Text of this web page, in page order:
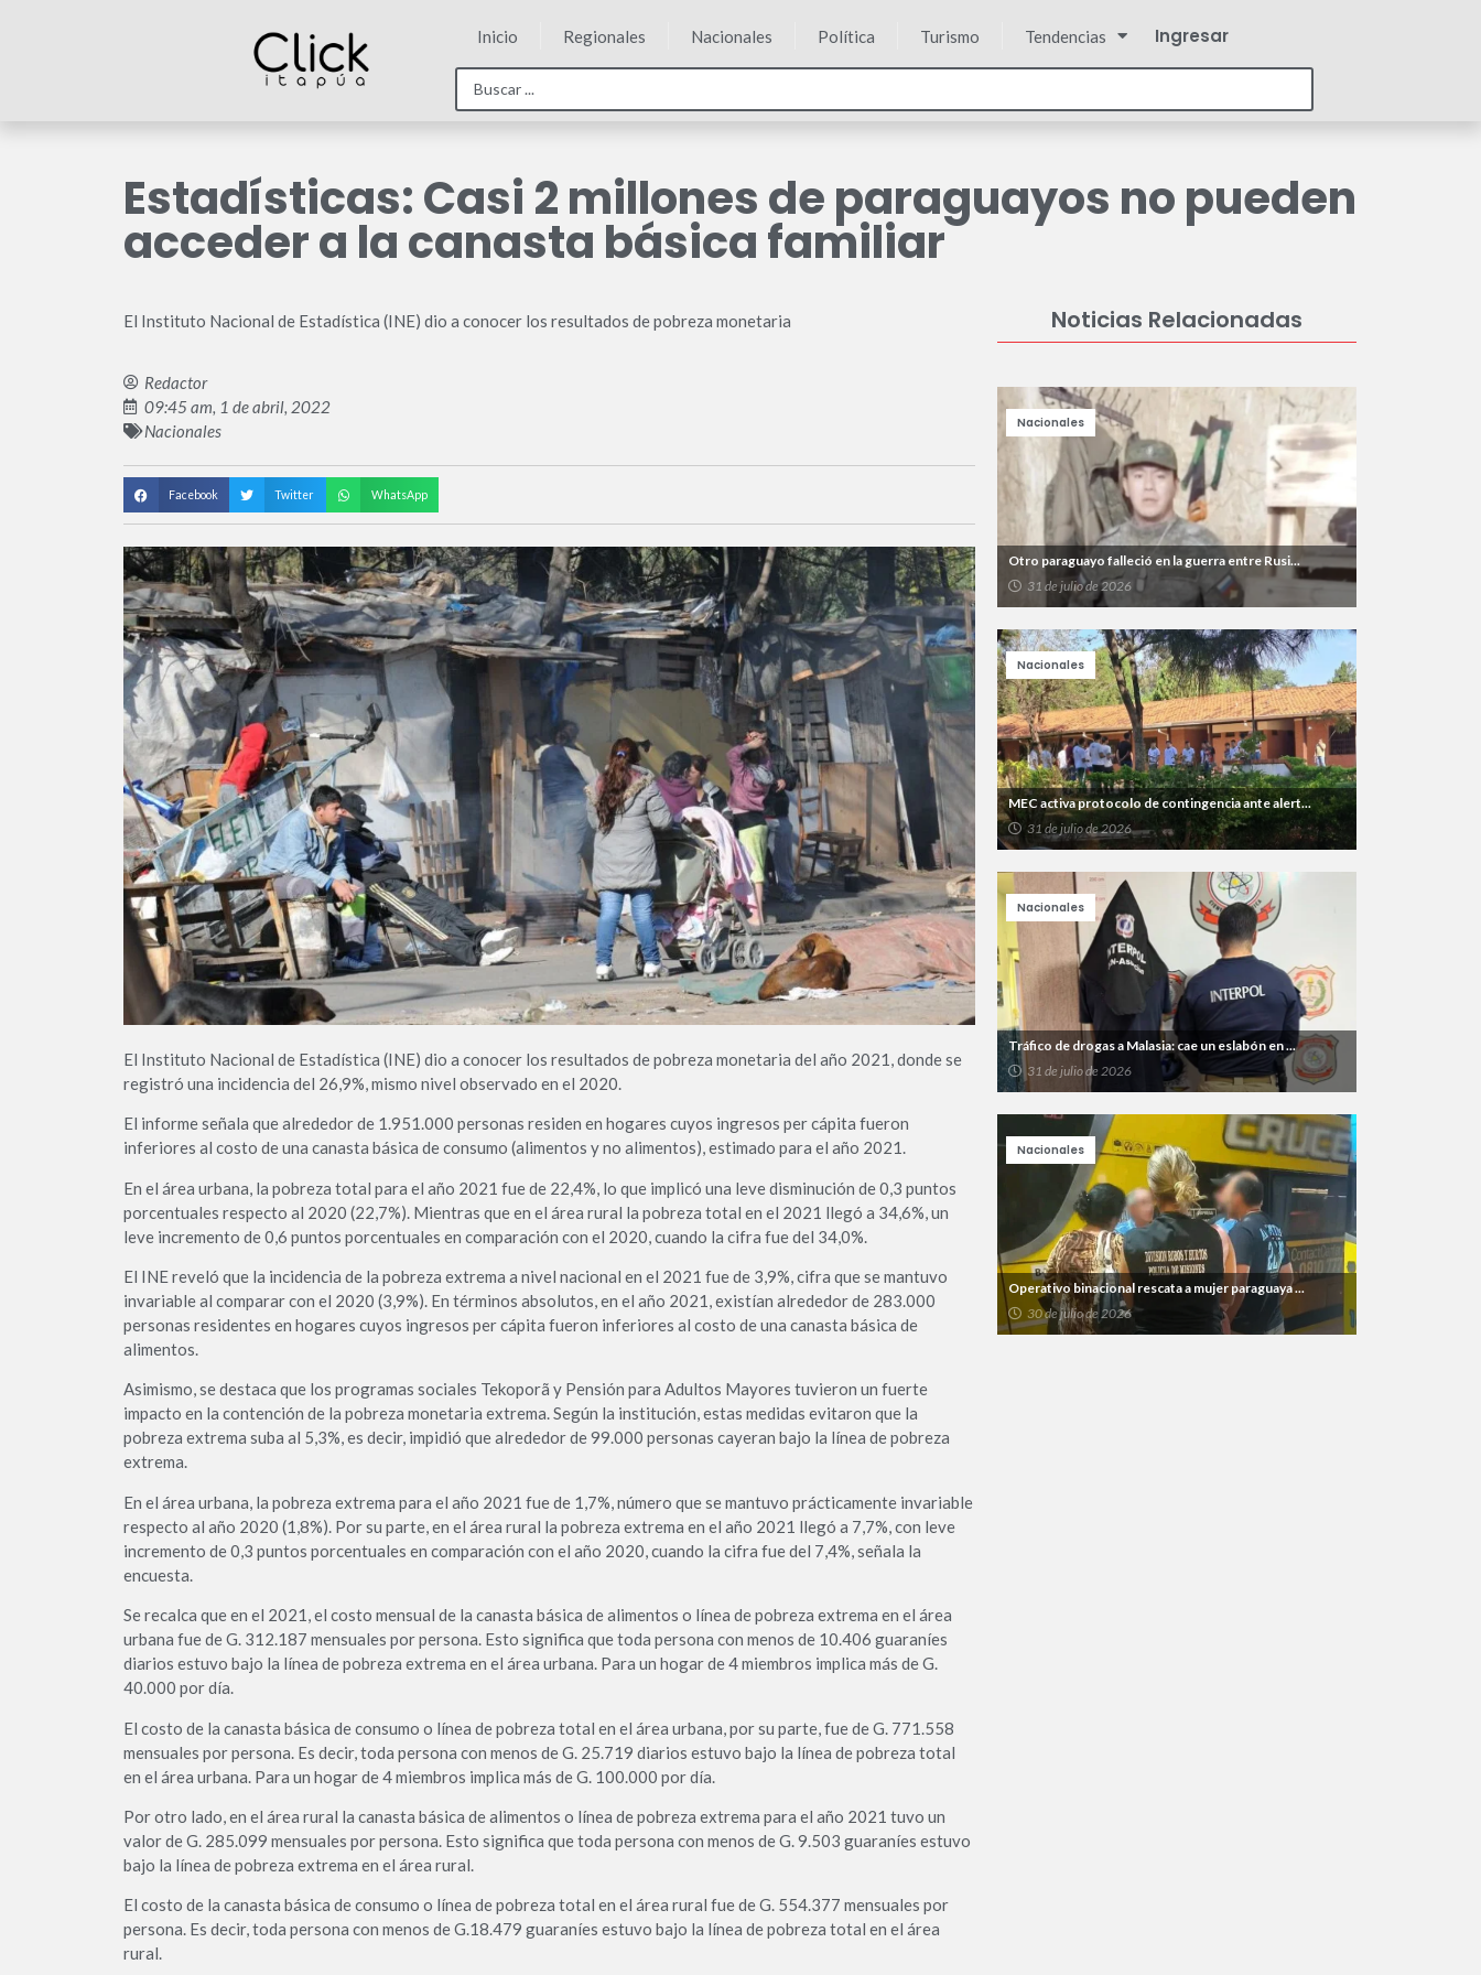
Inicio Regionales Nacionales Política Turismo Tendencias Ingresar
Estadísticas: Casi 2 millones de paraguayos no pueden
acceder a la canasta básica familiar
El Instituto Nacional de Estadística (INE) dio a conocer los resultados de pobreza monetaria
Redactor
09:45 am, 1 de abril, 2022
Nacionales
Facebook Twitter WhatsApp
El Instituto Nacional de Estadística (INE) dio a conocer los resultados de pobreza monetaria del año 2021, donde se
registró una incidencia del 26,9%, mismo nivel observado en el 2020.
El informe señala que alrededor de 1.951.000 personas residen en hogares cuyos ingresos per cápita fueron
inferiores al costo de una canasta básica de consumo (alimentos y no alimentos), estimado para el año 2021.
En el área urbana, la pobreza total para el año 2021 fue de 22,4%, lo que implicó una leve disminución de 0,3 puntos
porcentuales respecto al 2020 (22,7%). Mientras que en el área rural la pobreza total en el 2021 llegó a 34,6%, un
leve incremento de 0,6 puntos porcentuales en comparación con el 2020, cuando la cifra fue del 34,0%.
El INE reveló que la incidencia de la pobreza extrema a nivel nacional en el 2021 fue de 3,9%, cifra que se mantuvo
invariable al comparar con el 2020 (3,9%). En términos absolutos, en el año 2021, existían alrededor de 283.000
personas residentes en hogares cuyos ingresos per cápita fueron inferiores al costo de una canasta básica de
alimentos.
Asimismo, se destaca que los programas sociales Tekoporã y Pensión para Adultos Mayores tuvieron un fuerte
impacto en la contención de la pobreza monetaria extrema. Según la institución, estas medidas evitaron que la
pobreza extrema suba al 5,3%, es decir, impidió que alrededor de 99.000 personas cayeran bajo la línea de pobreza
extrema.
En el área urbana, la pobreza extrema para el año 2021 fue de 1,7%, número que se mantuvo prácticamente invariable
respecto al año 2020 (1,8%). Por su parte, en el área rural la pobreza extrema en el año 2021 llegó a 7,7%, con leve
incremento de 0,3 puntos porcentuales en comparación con el año 2020, cuando la cifra fue del 7,4%, señala la
encuesta.
Se recalca que en el 2021, el costo mensual de la canasta básica de alimentos o línea de pobreza extrema en el área
urbana fue de G. 312.187 mensuales por persona. Esto significa que toda persona con menos de 10.406 guaraníes
diarios estuvo bajo la línea de pobreza extrema en el área urbana. Para un hogar de 4 miembros implica más de G.
40.000 por día.
El costo de la canasta básica de consumo o línea de pobreza total en el área urbana, por su parte, fue de G. 771.558
mensuales por persona. Es decir, toda persona con menos de G. 25.719 diarios estuvo bajo la línea de pobreza total
en el área urbana. Para un hogar de 4 miembros implica más de G. 100.000 por día.
Por otro lado, en el área rural la canasta básica de alimentos o línea de pobreza extrema para el año 2021 tuvo un
valor de G. 285.099 mensuales por persona. Esto significa que toda persona con menos de G. 9.503 guaraníes estuvo
bajo la línea de pobreza extrema en el área rural.
El costo de la canasta básica de consumo o línea de pobreza total en el área rural fue de G. 554.377 mensuales por
persona. Es decir, toda persona con menos de G.18.479 guaraníes estuvo bajo la línea de pobreza total en el área
rural.
Noticias Relacionadas
Otro paraguayo falleció en la guerra entre Rusi...
31 de julio de 2026
Nacionales
MEC activa protocolo de contingencia ante alert...
31 de julio de 2026
Nacionales
Tráfico de drogas a Malasia: cae un eslabón en ...
31 de julio de 2026
Nacionales
Operativo binacional rescata a mujer paraguaya ...
30 de julio de 2026
Nacionales